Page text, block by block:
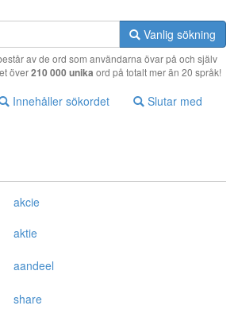
Vanlig sökning
av de ord som användarna övar på och själv
över210 000 unika ord på totalt mer än 20 språk!
Innehåller sökordet Slutar med
akcie
aktie
aandeel
share